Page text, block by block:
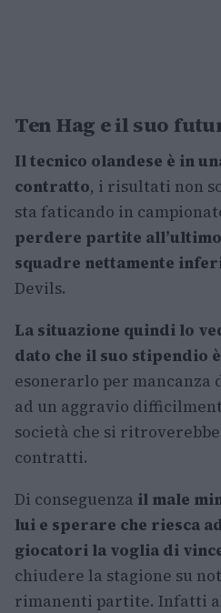
Ten Hag e il suo
Il tecnico olandese è in
contratto, i risultati non
sta faticando in
perdere partite
squadre nettamente
Devils.
La situazione quindi lo
dato che il suo stipendio
esonerarlo per
ad un aggravio
società che si
contratti.
Di conseguenza il male
lui e sperare che riesca
giocatori la voglia di
chiudere la stagione su
rimanenti partite. Infatti